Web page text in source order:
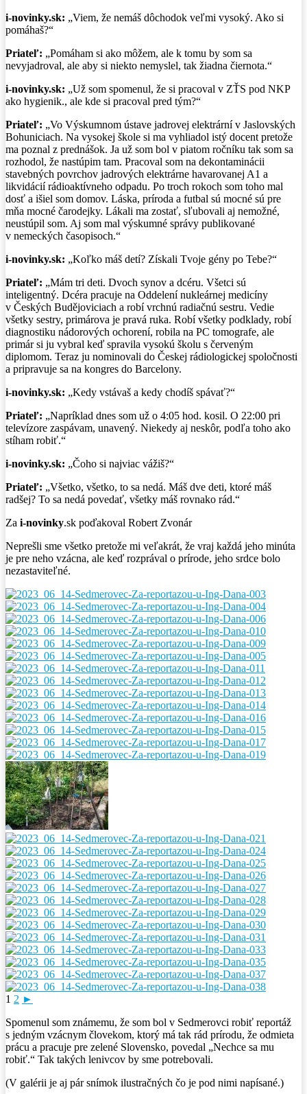
i-novinky.sk: „Viem, že nemáš dôchodok veľmi vysoký. Ako si
pomáhaš?“
Priateľ: „Pomáham si ako môžem, ale k tomu by som sa
nevyjadroval, ale aby si niekto nemyslel, tak žiadna čiernota.“
i-novinky.sk: „Už som spomenul, že si pracoval v ZŤS pod NKP
ako hygienik., ale kde si pracoval pred tým?“
Priateľ: „Vo Výskumnom ústave jadrovej elektrární v Jaslovských
Bohuniciach. Na vysokej škole si ma vyhliadol istý docent pretože
ma poznal z prednášok. Ja už som bol v piatom ročníku tak som sa
rozhodol, že nastúpim tam. Pracoval som na dekontaminácii
stavebných povrchov jadrových elektrárne havarovanej A1 a
likvidácií rádioaktívneho odpadu. Po troch rokoch som toho mal
dosť a išiel som domov. Láska, príroda a futbal sú mocné sú pre
mňa mocné čarodejky. Lákali ma zostať, sľubovali aj nemožné,
neustúpil som. Aj som mal výskumné správy publikované
v nemeckých časopisoch.“
i-novinky.sk: „Koľko máš detí? Získali Tvoje gény po Tebe?“
Priateľ: „Mám tri deti. Dvoch synov a dcéru. Všetci sú
inteligentný. Dcéra pracuje na Oddelení nukleárnej medicíny
v Českých Budějoviciach a robí vrchnú radiačnú sestru. Vedie
všetky sestry, primárova je pravá ruka. Robí všetky podklady, robí
diagnostiku nádorových ochorení, robila na PC tomografe, ale
primár si ju vybral keď spravila vysokú školu s červeným
diplomom. Teraz ju nominovali do Českej rádiologickej spoločnosti
a pripravuje sa na kongres do Barcelony.
i-novinky.sk: „Kedy vstávaš a kedy chodíš spávať?“
Priateľ: „Napríklad dnes som už o 4:05 hod. kosil. O 22:00 pri
televízore zaspávam, unavený. Niekedy aj neskôr, podľa toho ako
stíham robiť.“
i-novinky.sk: „Čoho si najviac vážiš?“
Priateľ: „Všetko, všetko, to sa nedá. Máš dve deti, ktoré máš
radšej? To sa nedá povedať, všetky máš rovnako rád.“
Za i-novinky.sk poďakoval Robert Zvonár
Neprešli sme všetko pretože mi veľakrát, že vraj každá jeho minúta
je pre neho vzácna, ale keď rozprával o prírode, jeho srdce bolo
nezastaviteľné.
1 2 ►
Spomenul som známemu, že som bol v Sedmerovci robiť reportáž
s jedným vzácnym človekom, ktorý má tak rád prírodu, že odmieta
prácu a pracuje pre zelené Slovensko, povedal „Nechce sa mu
robiť.“ Tak takých lenivcov by sme potrebovali.
(V galérii je aj pár snímok ilustračných čo je pod nimi napísané.)